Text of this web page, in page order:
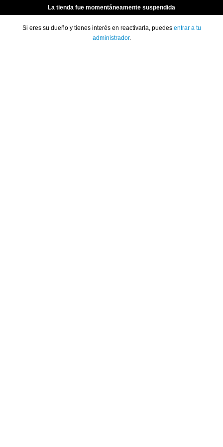
La tienda fue momentáneamente suspendida
Si eres su dueño y tienes interés en reactivarla, puedes entrar a tu
administrador.